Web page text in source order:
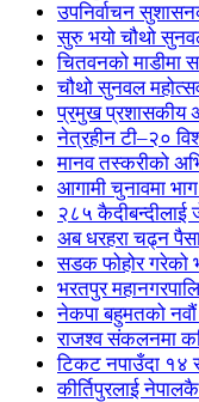
उपनिर्वाचन
सुरु भयो चौथो
चितवनको माडीमा
चौथो सुनवल
प्रमुख प्रशासकीय
नेत्रहीन टी–२०
मानव तस्करीको
आगामी चुनावमा
२८५ कैदीबन्दीलाई
अब धरहरा चढ्न
सडक फोहोर गरेको
भरतपुर
नेकपा बहुमतको
राजश्व संकलनमा
टिकट नपाउँदा १४
कीर्तिपुरलाई